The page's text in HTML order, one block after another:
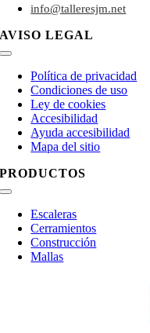
info@talleresjm.net
AVISO LEGAL
Toggle
NavigationPolítica de privacidad
Condiciones de uso
Ley de cookies
Accesibilidad
Ayuda accesibilidad
Mapa del sitio
PRODUCTOS
Toggle
NavigationEscaleras
Cerramientos
Construcción
Mallas